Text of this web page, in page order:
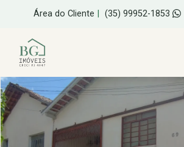
Área do Cliente (35) 99952-1853